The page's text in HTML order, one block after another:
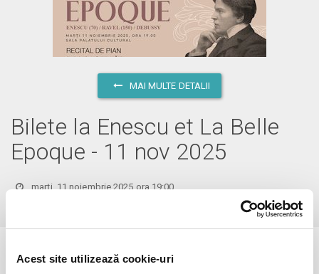
Acest site utilizează cookie-uri
MAI MULTE DETALII
Bilete la Enescu et La Belle
Epoque - 11 nov 2025
marți, 11 noiembrie 2025 ora 19:00
Evenimentul a expirat.